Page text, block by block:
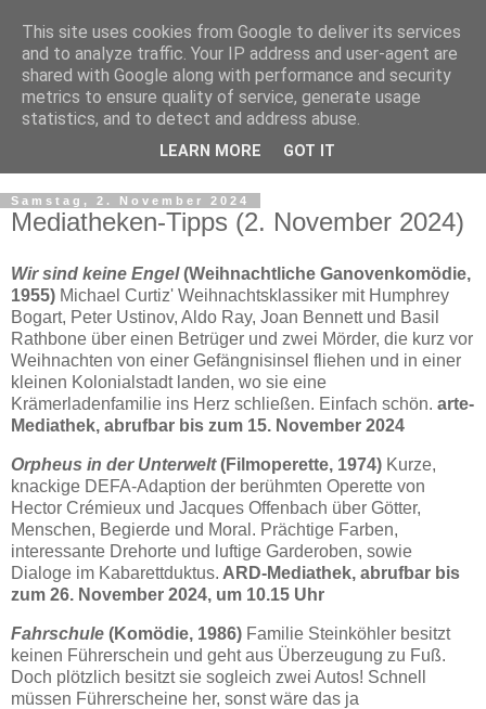
Samstag, 2. November 2024
Mediatheken-Tipps (2. November 2024)
Wir sind keine Engel(Weihnachtliche Ganovenkomödie,
1955) Michael Curtiz' Weihnachtsklassiker mit Humphrey
Bogart, Peter Ustinov, Aldo Ray, Joan Bennett und Basil
Rathbone über einen Betrüger und zwei Mörder, die kurz vor
Weihnachten von einer Gefängnisinsel fliehen und in einer
kleinen Kolonialstadt landen, wo sie eine
Krämerladenfamilie ins Herz schließen. Einfach schön. arte-
Mediathek, abrufbar bis zum 15. November 2024
Orpheus in der Unterwelt(Filmoperette, 1974) Kurze,
knackige DEFA-Adaption der berühmten Operette von
Hector Crémieux und Jacques Offenbach über Götter,
Menschen, Begierde und Moral. Prächtige Farben,
interessante Drehorte und luftige Garderoben, sowie
Dialoge im Kabarettduktus. ARD-Mediathek, abrufbar bis
zum 26. November 2024, um 10.15 Uhr
Fahrschule (Komödie, 1986) Familie Steinköhler besitzt
keinen Führerschein und geht aus Überzeugung zu Fuß.
Doch plötzlich besitzt sie sogleich zwei Autos! Schnell
müssen Führerscheine her, sonst wäre das ja
This site uses cookies from Google to deliver its services
and to analyze traffic. Your IP address and user-agent are
shared with Google along with performance and security
metrics to ensure quality of service, generate usage
statistics, and to detect and address abuse.
LEARN MORE GOT IT